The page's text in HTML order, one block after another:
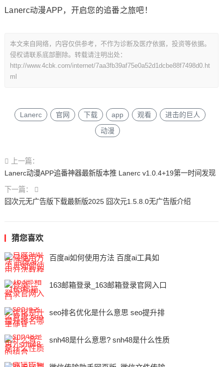
Lanerc动漫APP，开启您的追番之旅吧！
本文来自网络，内容仅供参考，不作为诊断及医疗依据，投资等依据。
侵权请联系底部删除。转载请注明出处：
http://www.4cbk.com/internet/7aa3fb39af75e0a52d1dcbe88f7498d0.ht
ml
Lanerc 官网 下载 app 观看
进击的巨人
动漫
上一篇：
Lanerc动漫APP追番神器最新版本推 Lanerc v1.0.4+19第一时间发现
下一篇：
囧次元无广告版下载最新版2025 囧次元1.5.8.0无广告版介绍
猜您喜欢
百度ai如何使用方法 百度ai工具如
163邮箱登录_163邮箱登录官网入口
seo排名优化是什么意思 seo提升排
snh48是什么意思? snh48是什么性质